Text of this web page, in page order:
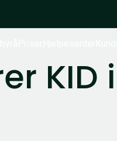
KID i